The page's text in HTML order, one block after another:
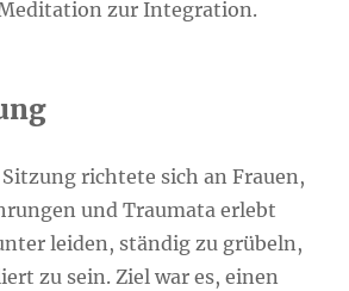
zur Integration.
richtete sich an Frauen,
und Traumata erlebt
leiden, ständig zu grübeln,
zu sein. Ziel war es, einen